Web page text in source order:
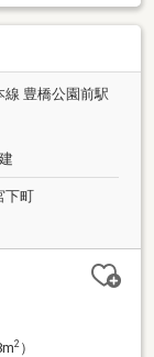
線 豊橋公園前駅
下町
2）